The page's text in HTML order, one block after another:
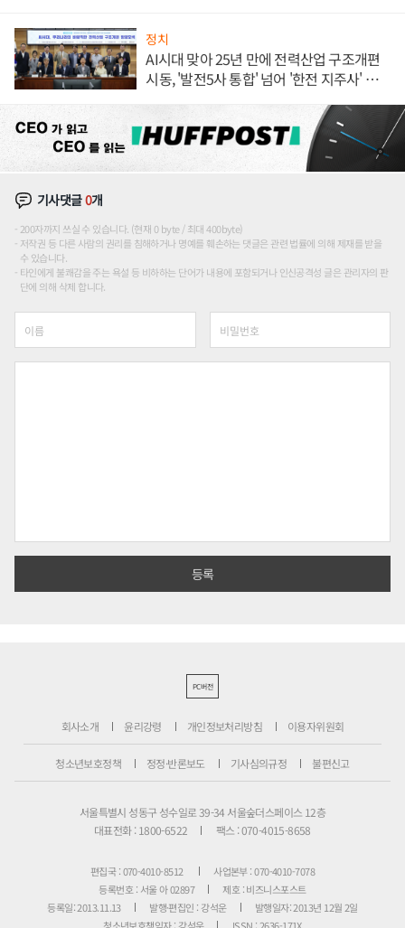
정치
AI시대 맞아 25년 만에 전력산업 구조개편
시동, '발전5사 통합' 넘어 '한전 지주사' 재편
기사댓글0개
200자까지 쓰실 수 있습니다. (현재 0 byte / 최대 400byte)
저작권 등 다른 사람의 권리를 침해하거나 명예를 훼손하는 댓글은 관련 법률에 의해 제재를 받을
수 있습니다.
타인에게 불쾌감을 주는 욕설 등 비하하는 단어가 내용에 포함되거나 인신공격성 글은 관리자의 판
단에 의해 삭제 합니다.
PC버전
회사소개 윤리강령 개인정보처리방침 이용자위원회
청소년보호정책 정정·반론보도 기사심의규정 불편신고
서울특별시 성동구 성수일로 39-34 서울숲더스페이스 12층
대표전화 : 1800-6522
팩스 : 070-4015-8658
편집국 : 070-4010-8512
사업본부 : 070-4010-7078
등록번호 : 서울 아 02897
제호 : 비즈니스포스트
등록일: 2013.11.13
발행·편집인 : 강석운
발행일자: 2013년 12월 2일